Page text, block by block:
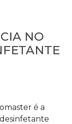
NO
é a
desinfetante